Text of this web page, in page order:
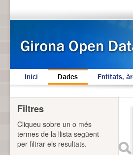
Inici Dades Entitats,
Filtres
Cliqueu sobre un o més
termes de la llista següent
per filtrar els resultats.